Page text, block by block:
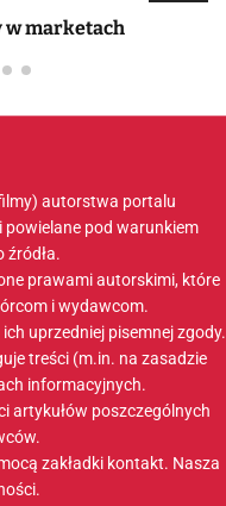
w marketach
autorstwa portalu
pod warunkiem
źródła.
prawami autorskimi, które
i wydawcom.
uprzedniej pisemnej zgody.
treści (m.in. na zasadzie
informacyjnych.
artykułów poszczególnych
zakładki kontakt. Nasza
.